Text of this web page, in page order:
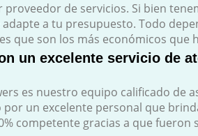
de servicios. Si bien
a tu presupuesto. Todo
que son los más económicos que
un excelente servicio de
es nuestro equipo calificado de
un excelente personal que
competente gracias a que fueron